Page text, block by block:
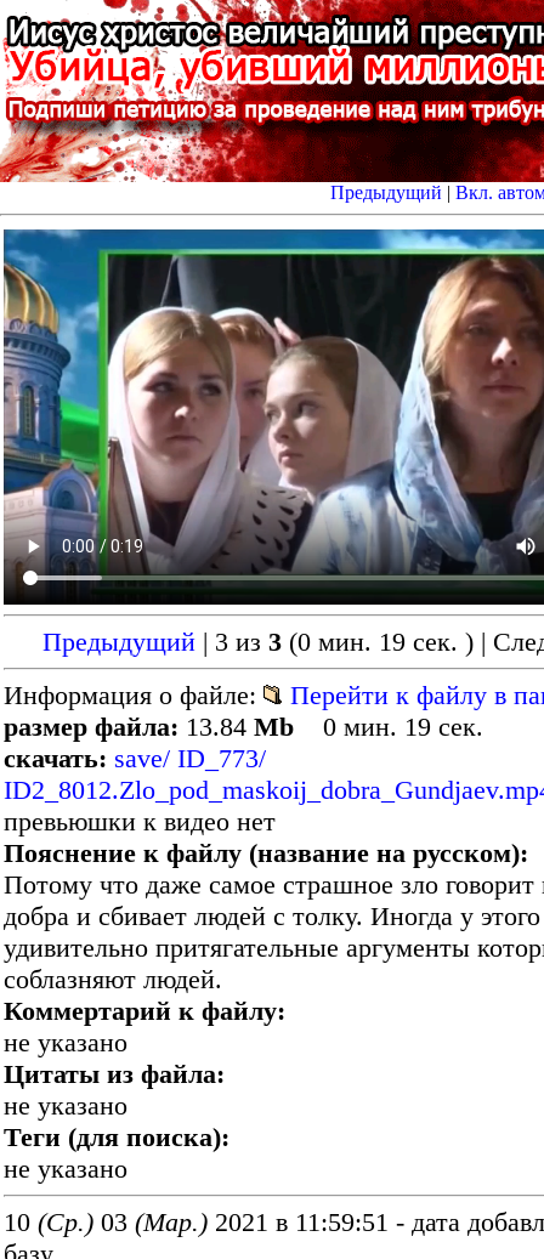
Предыдущий | Вкл.
Предыдущий | 3 из 3 (0 мин. 19 сек. ) |
Информация о файле:
Перейти к файлу в
размер файла: 13.84 Mb 0 мин. 19 сек.
скачать: save/ ID_773/
превьюшки к видео нет
Пояснение к файлу (название на русском):
Потому что даже самое страшное зло говорит
добра и сбивает людей с толку. Иногда у этого
удивительно притягательные аргументы
соблазняют людей.
Коммертарий к файлу:
не указано
Цитаты из файла:
не указано
Теги (для поиска):
не указано
10 (Ср.) 03 (Мар.) 2021 в 11:59:51 - дата